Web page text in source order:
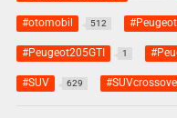
#otomobil 512 #Peugeot
#Peugeot205GTI 1
#SUV 629